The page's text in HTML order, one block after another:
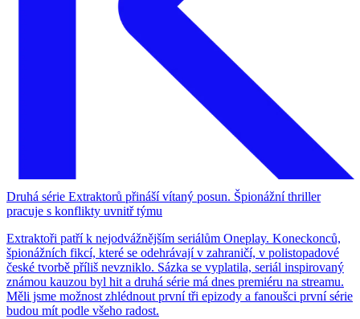
Druhá série Extraktorů přináší vítaný posun. Špionážní thriller
pracuje s konflikty uvnitř týmu
Extraktoři patří k nejodvážnějším seriálům Oneplay. Koneckonců,
špionážních fikcí, které se odehrávají v zahraničí, v polistopadové
české tvorbě příliš nevzniklo. Sázka se vyplatila, seriál inspirovaný
známou kauzou byl hit a druhá série má dnes premiéru na streamu.
Měli jsme možnost zhlédnout první tři epizody a fanoušci první série
budou mít podle všeho radost.